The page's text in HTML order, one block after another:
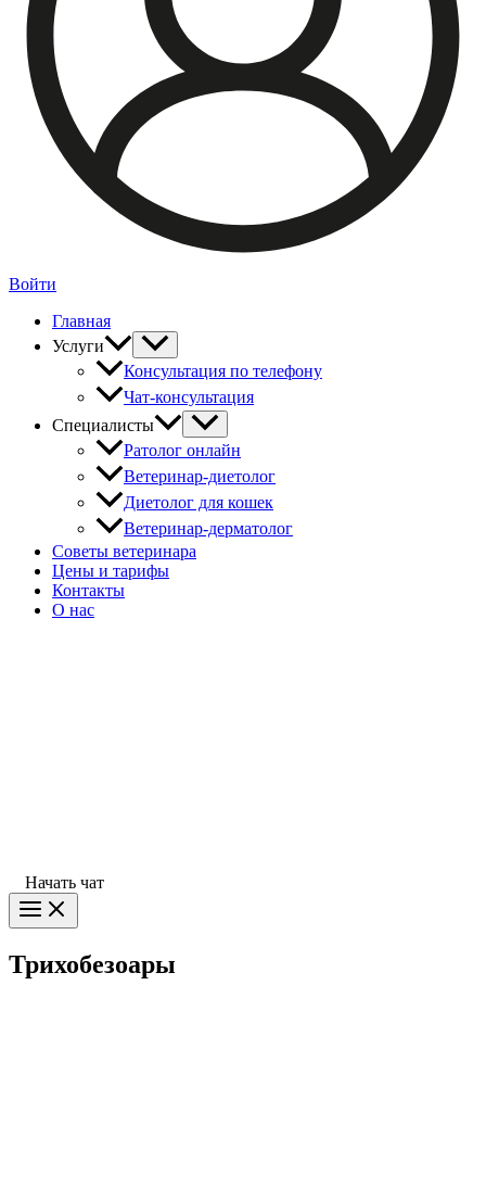
Войти
Главная
Услуги
Консультация по телефону
Чат-консультация
Специалисты
Ратолог онлайн
Ветеринар-диетолог
Диетолог для кошек
Ветеринар-дерматолог
Советы ветеринара
Цены и тарифы
Контакты
О нас
Начать чат
Трихобезоары